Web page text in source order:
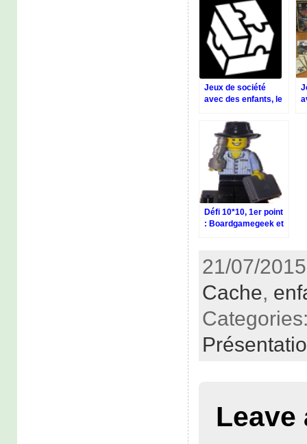
Jeux de société
avec des enfants, le
Défi 10*10, 1er point
: Boardgamegeek et
21/07/
Cache,
Leave